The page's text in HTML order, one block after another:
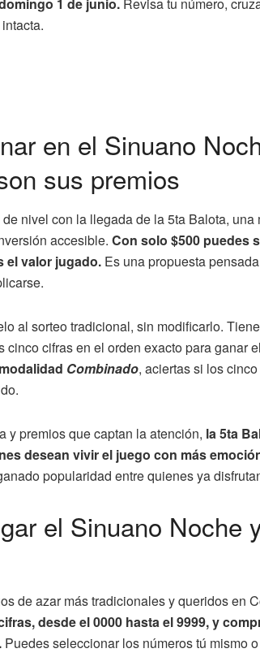
en el Sinuano
sus premios
nivel con la llegada de la 5ta Balota,
accesible. Con solo $500 puedes
el valor jugado. Es una propuesta
al sorteo tradicional, sin modificarlo.
cinco cifras en el orden exacto para ganar
Combinado, aciertas si los
y premios que captan la atención, la 5ta
desean vivir el juego con más
popularidad entre quienes ya
el Sinuano Noche
de azar más tradicionales y queridos en
desde el 0000 hasta el 9999, y
Puedes seleccionar los números tú mismo